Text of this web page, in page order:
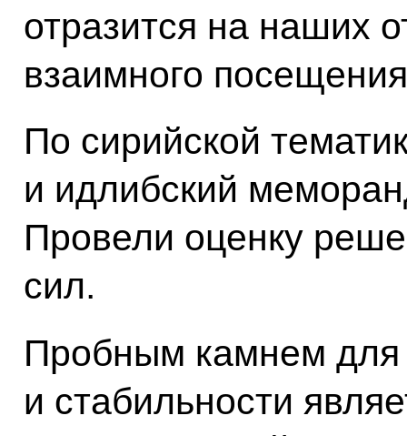
отразится на наших
взаимного
По сирийской
и идлибский
Провели оценку
сил.
Пробным камнем для
и стабильности